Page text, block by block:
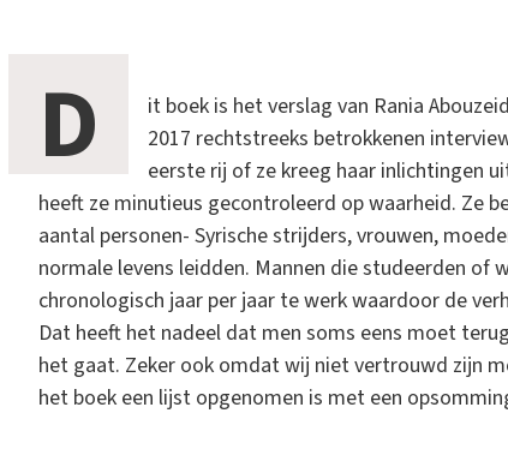
D
it boek is het verslag van Rania
2017 rechtstreeks betrokkenen
eerste rij of ze kreeg haar inlichtingen
heeft ze minutieus gecontroleerd op waarheid. Ze
aantal personen- Syrische strijders, vrouwen,
normale levens leidden. Mannen die studeerden of
chronologisch jaar per jaar te werk waardoor de
Dat heeft het nadeel dat men soms eens moet
het gaat. Zeker ook omdat wij niet vertrouwd zijn
het boek een lijst opgenomen is met een